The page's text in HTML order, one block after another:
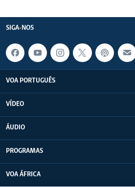
SIGA-NOS
VOA PORTUGUÊS
VÍDEO
ÁUDIO
PROGRAMAS
VOA ÁFRICA